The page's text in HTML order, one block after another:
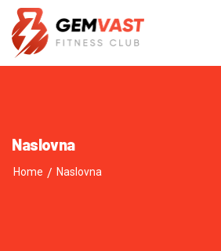
Naslovna
Home / Naslovna